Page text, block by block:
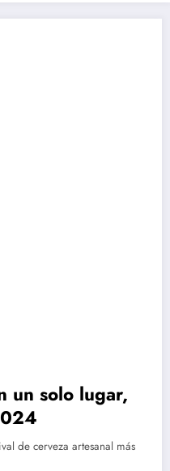
un solo lugar,
de cerveza artesanal más